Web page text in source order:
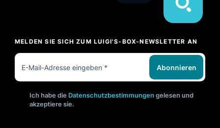
MELDEN SIE SICH ZUM LUIGI'S-BOX-NEWSLETTER AN
Abonnieren
Ich habe die Datenschutzbestimmungen gelesen und
akzeptiere sie.